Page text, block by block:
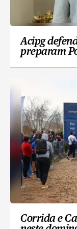
Acipg
preparam
Corrida e